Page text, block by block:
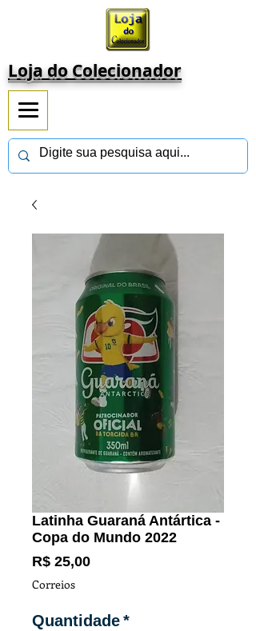
Loja do Colecionador
Latinha Guaraná Antártica -
Copa do Mundo 2022
R$ 25,00Preço
Correios
Quantidade*